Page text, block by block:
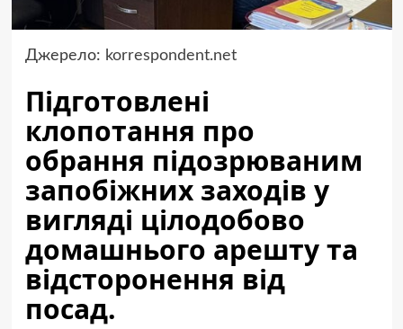
Джерело: korrespondent.net
Підготовлені
клопотання про
обрання підозрюваним
запобіжних заходів у
вигляді цілодобово
домашнього арешту та
відсторонення від
посад.